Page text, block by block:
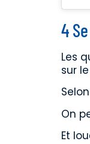
4
Les
sur
On
Et